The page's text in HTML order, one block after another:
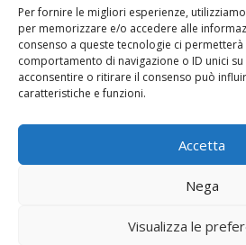
Per fornire le migliori esperienze,
per memorizzare e/o accedere alle
consenso a queste tecnologie ci
comportamento di navigazione o ID unici
acconsentire o ritirare il consenso può
caratteristiche e funzioni.
Accetta
Nega
Visualizza le
Ho letto e accettato
privacy